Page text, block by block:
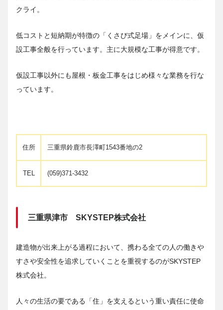
クライ。
低コストと短納期が特徴の「くさび式足場」をメインに、仮
設工事全般を行っています。主に大規模な工事が得意です。
仮設工事以外にも屋根・板金工事をはじめ様々な業務を行な
っています。
住所 三重県鈴鹿市長澤町1543番地の2
TEL (059)371-3432
三重県津市 SKYSTEP株式会社
建造物が出来上がる過程において、携わる全ての人の働きや
すさや安全性を追求していくことを重視するのがSKYSTEP
株式会社。
人々の生活の要である「住」を支えるという重い責任に使命